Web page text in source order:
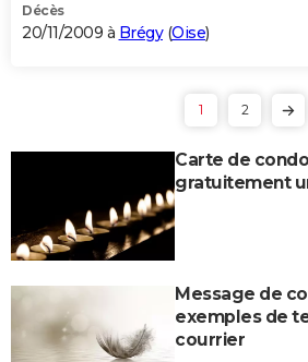
Décès
20/11/2009 à Brégy(Oise)
1 2
Carte de
gratuitement
Message de
exemples de
courrier